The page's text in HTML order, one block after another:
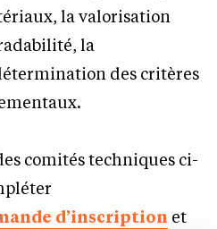
la valorisation
la
des critères
comités techniques ci-
d’inscription et